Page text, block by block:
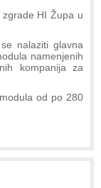
HI Župa u
nalaziti glavna
namenjenih
kompanija za
od po 280